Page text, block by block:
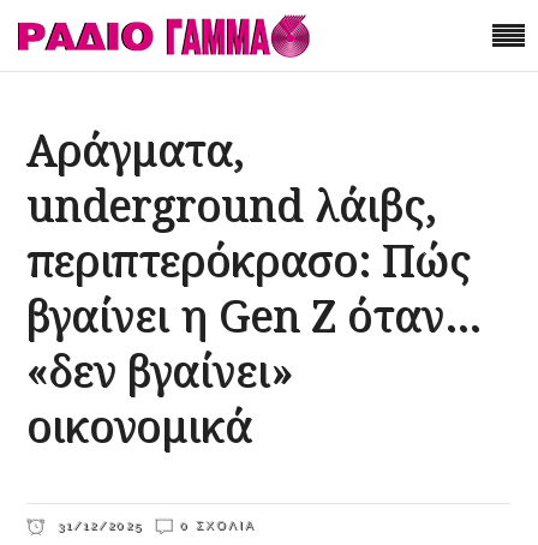
Αράγματα,
underground λάιβς,
περιπτερόκρασο: Πώς
βγαίνει η Gen Z όταν…
«δεν βγαίνει»
οικονομικά
31/12/2025 0 ΣΧΌΛΙΑ